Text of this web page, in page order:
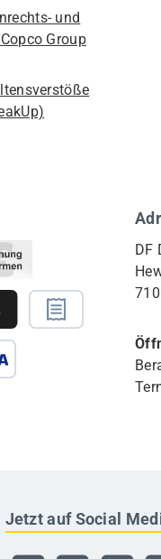
und
Group
DF
Jetzt auf Social